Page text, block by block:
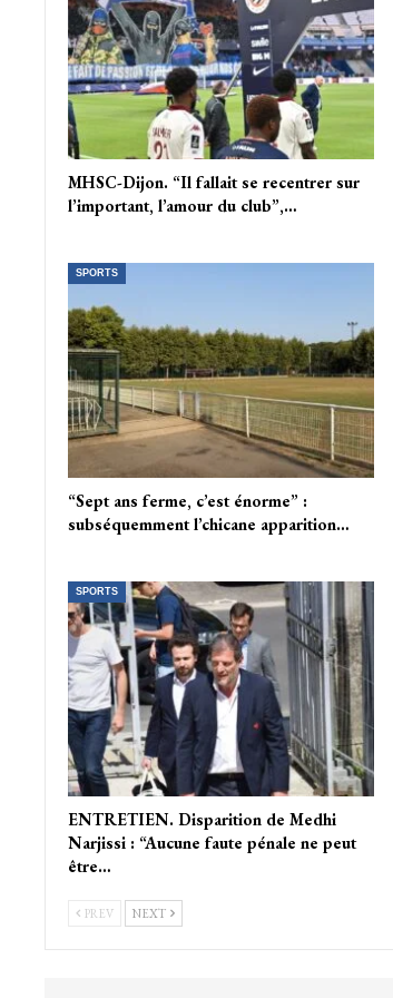
MHSC-Dijon. “Il fallait se recentrer sur
l’important, l’amour du club”,…
SPORTS
“Sept ans ferme, c’est énorme” :
subséquemment l’chicane apparition…
SPORTS
ENTRETIEN. Disparition de Medhi
Narjissi : “Aucune faute pénale ne peut
être…
PREV NEXT